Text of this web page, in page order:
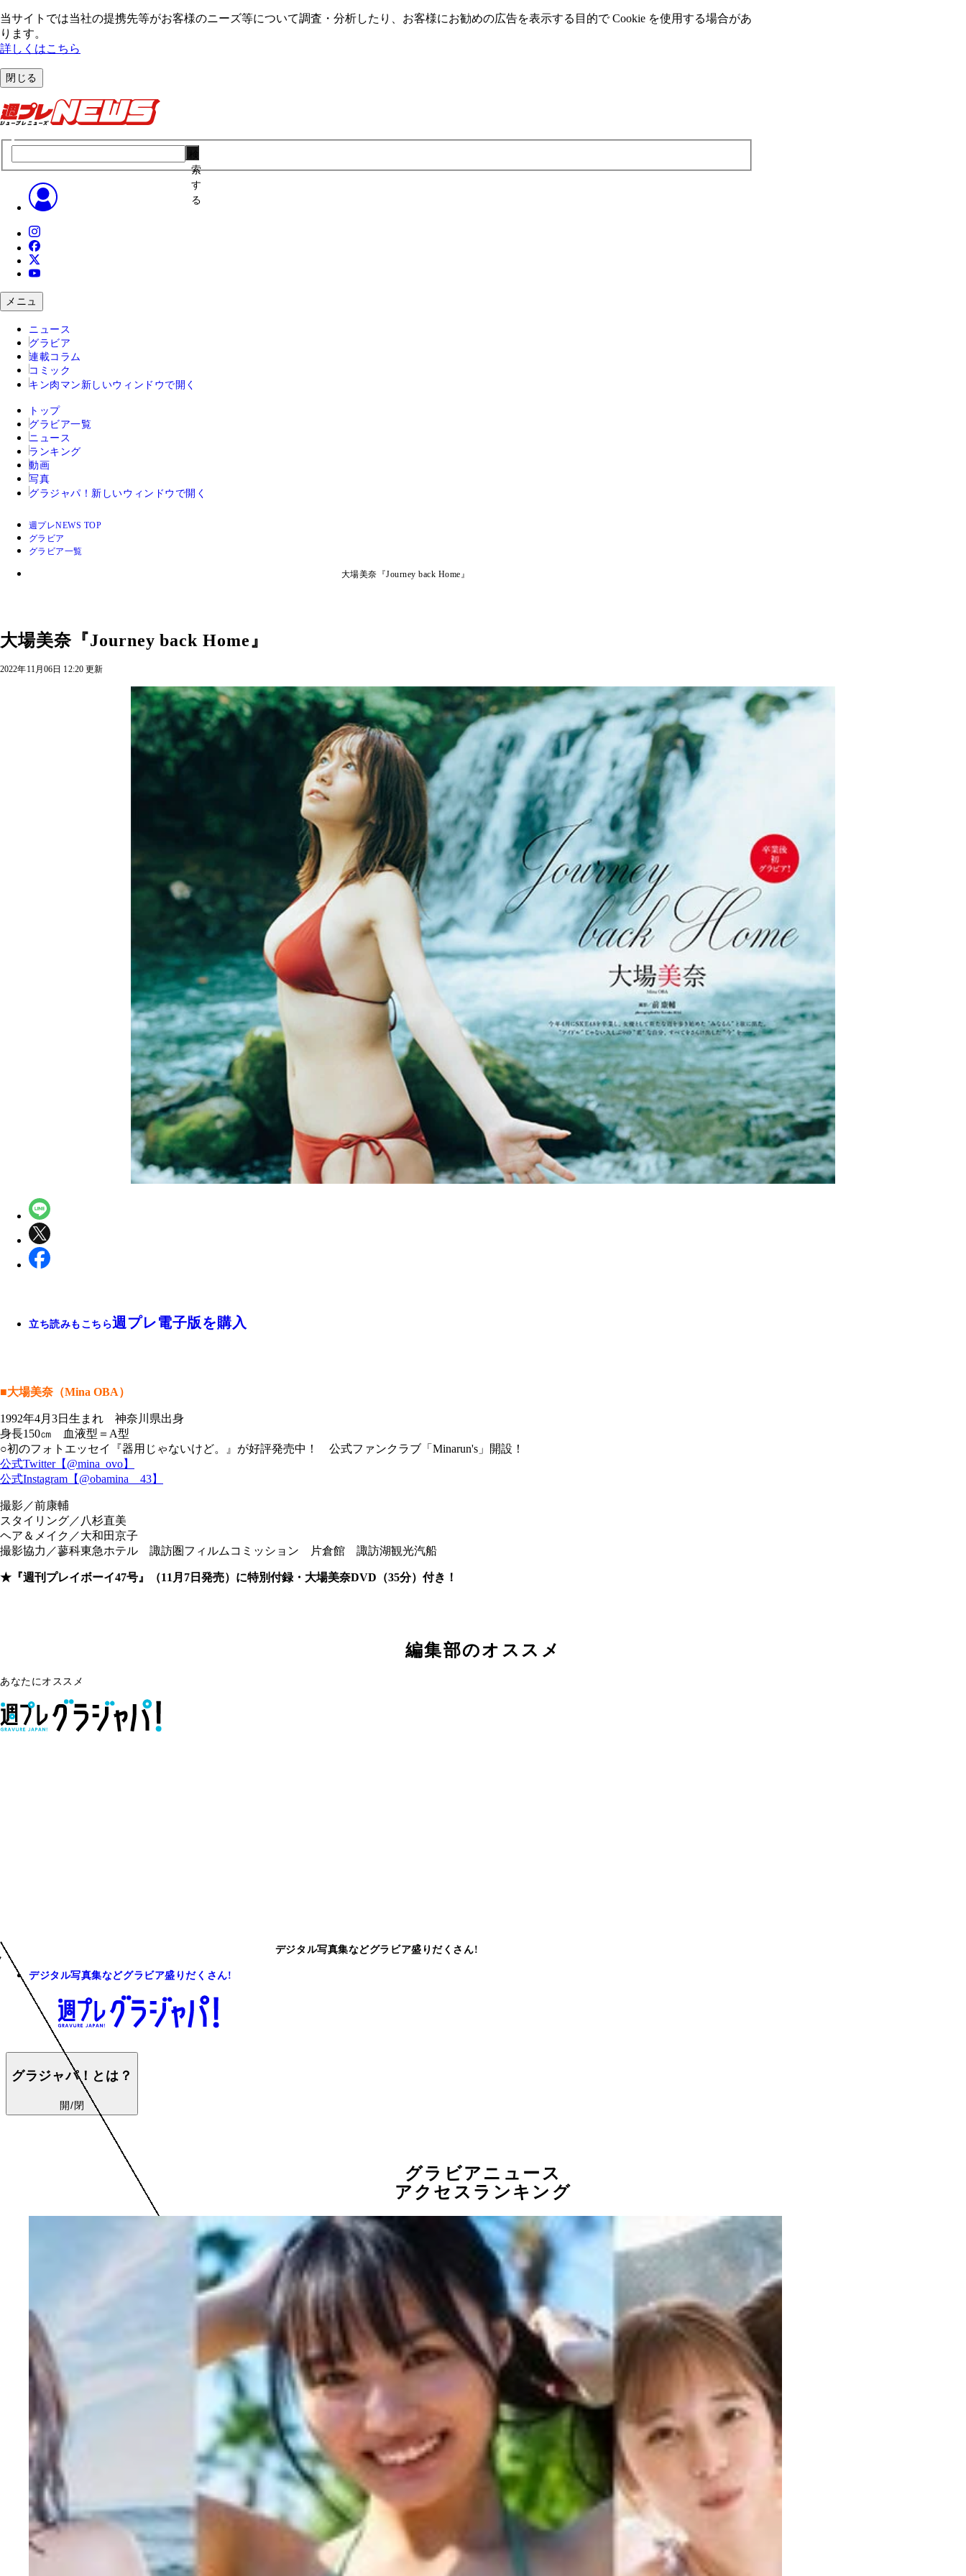
当サイトでは当社の提携先等がお客様のニーズ等について調査・分析したり、お客様にお勧めの広告を表⽰する⽬的で Cookie を使⽤する場合があ
ります。
詳しくはこちら
閉じる
索
す
る
メニュ
ニュース
グラビア
連載コラム
コミック
キン肉マン 新しいウィンドウで開く
トップ
グラビア一覧
ニュース
ランキング
動画
写真
グラジャパ！ 新しいウィンドウで開く
週プレNEWS TOP
グラビア
グラビア一覧
大場美奈『Journey back Home』
大場美奈『Journey back Home』
2022年11月06日 12:20 更新
立ち読みもこちら週プレ電子版を購入
■大場美奈（Mina OBA）
1992年4月3日生まれ 神奈川県出身
身長150㎝ 血液型＝A型
○初のフォトエッセイ『器用じゃないけど。』が好評発売中！ 公式ファンクラブ「Minarun's」開設！
公式Twitter【@mina_ovo】
公式Instagram【@obamina__43】
撮影／前康輔
スタイリング／八杉直美
ヘア＆メイク／大和田京子
撮影協力／蓼科東急ホテル 諏訪圏フィルムコミッション 片倉館 諏訪湖観光汽船
★『週刊プレイボーイ47号』（11月7日発売）に特別付録・大場美奈DVD（35分）付き！
編集部のオススメ
あなたにオススメ
デジタル写真集などグラビア盛りだくさん!
デジタル写真集などグラビア盛りだくさん!
グラジャパ！とは？
開/閉
グラビアニュース
アクセスランキング